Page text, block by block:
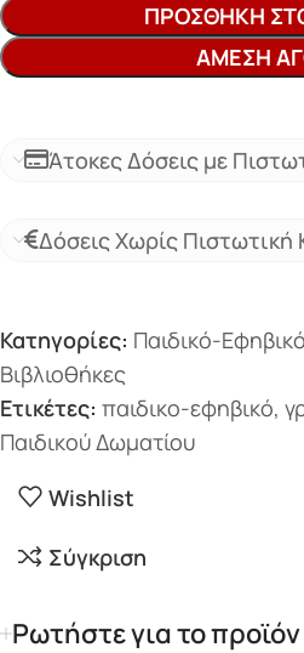
ΠΡΟΣΘΉΚΗ
ΆΜΕΣΗ
Άτοκες Δόσεις με
Δόσεις Χωρίς Πιστωτική
Κατηγορίες: Παιδικό-Εφηβικό
Βιβλιοθήκες
Ετικέτες: παιδικο-εφηβικό,
Παιδικού Δωματίου
Wishlist
Σύγκριση
Ρωτήστε για το προϊόν